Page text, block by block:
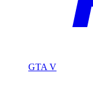
GTA V